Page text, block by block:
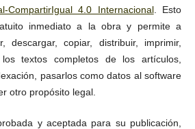
CompartirIgual 4.0 Internacional. Esto
inmediato a la obra y permite a
descargar, copiar, distribuir, imprimir,
textos completos de los artículos,
pasarlos como datos al software
otro propósito legal.
y aceptada para su publicación,